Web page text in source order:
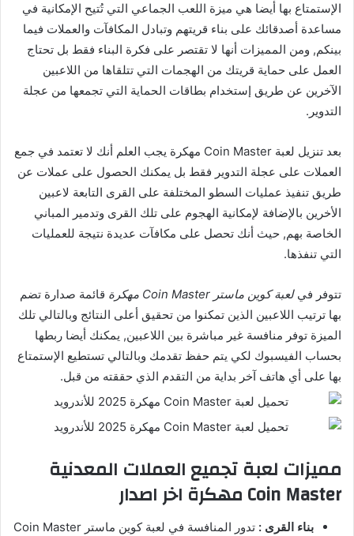
الإستمتاع بها أيضا هي ميزة اللعب الجماعي التي تُتيح الإمكانية في
مساعدة أصدقائك على بناء قريتهم وتبادل المكافآت والعملات فيما
بينكم, ومن المميزات أنها لا تقتصر على فكرة البناء فقط بل تحتاج
العمل على حماية قريتك من الهجمات التي تتلقاها من اللاعبين
الآخرين عن طريق إستخدام بطاقات الحماية التي تجمعها من عجلة
التدوير.
بعد تنزيل لعبة Coin Master مهكرة يجب العلم أنك لا تعتمد في جمع
العملات على عجلة التدوير فقط بل يمكنك الحصول على عملات عن
طريق تنفيذ عمليات السطو المختلفة على القرى التابعة لاعبين
الأخرين بالإضافة لإمكانية الهجوم على تلك القرى وتدمير المباني
الخاصة بهم, حيث أنك تحصل على مكافآت عديدة نتيجة للعمليات
التي تنفذها.
تتوفر فيلعبة كوين ماستر Coin Master مهكرة
قائمة صدارة تضم
بها ترتيب اللاعبين الذين تمكنوا من تحقيق أعلى النتائج وبالتالي تلك
الميزة توفر منافسة غير مباشرة بين اللاعبين, يمكنك أيضا ربطها
بحساب الفيسبوك لكي يتم حفظ تقدمك وبالتالي تستطيع الإستمتاع
بها على أي هاتف آخر بداية من التقدم الذي حققته من قبل.
مميزات لعبة تجميع العملات المعدنية
Coin Master مهكرة اخر اصدار
بناء القرى :
تدور المنافسة في لعبة كوين ماستر Coin Master